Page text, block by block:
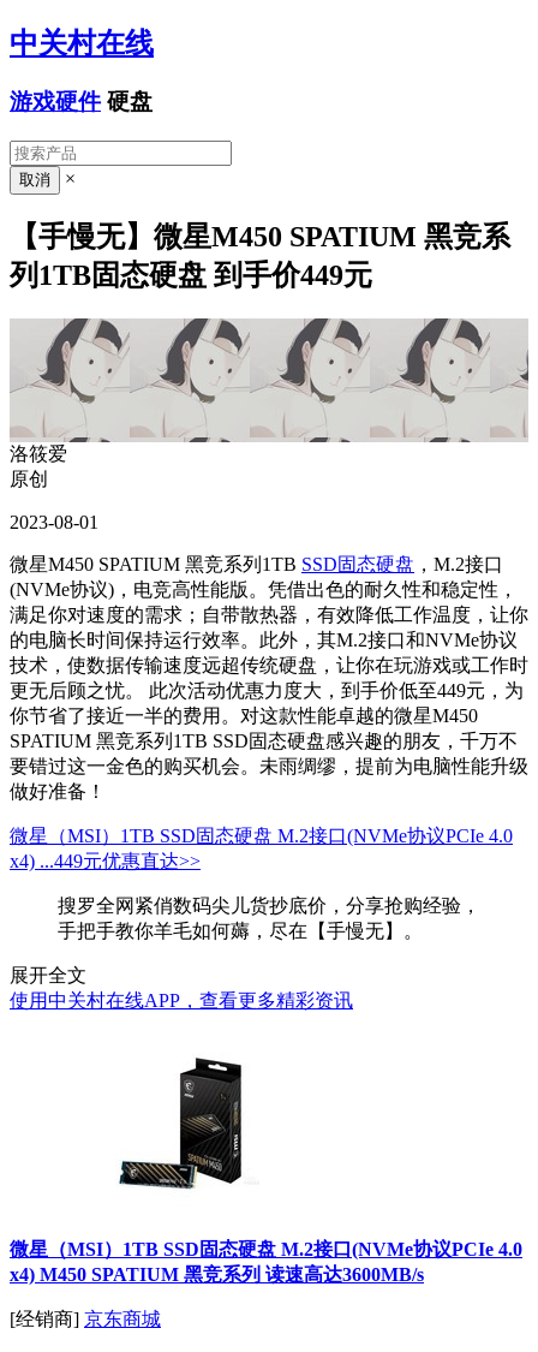
中关村在线
游戏硬件 硬盘
×
【手慢无】微星M450 SPATIUM 黑竞系
列1TB固态硬盘 到手价449元
洛筱爱
原创
2023-08-01
微星M450 SPATIUM 黑竞系列1TB SSD固态硬盘 ，M.2接口
(NVMe协议)，电竞高性能版。凭借出色的耐久性和稳定性，
满足你对速度的需求；自带散热器，有效降低工作温度，让你
的电脑长时间保持运行效率。此外，其M.2接口和NVMe协议
技术，使数据传输速度远超传统硬盘，让你在玩游戏或工作时
更无后顾之忧。 此次活动优惠力度大，到手价低至449元，为
你节省了接近一半的费用。对这款性能卓越的微星M450
SPATIUM 黑竞系列1TB SSD固态硬盘感兴趣的朋友，千万不
要错过这一金色的购买机会。未雨绸缪，提前为电脑性能升级
做好准备！
微星（MSI）1TB SSD固态硬盘 M.2接口(NVMe协议PCIe 4.0
x4) ...449元优惠直达>>
搜罗全网紧俏数码尖儿货抄底价，分享抢购经验，
手把手教你羊毛如何薅，尽在【手慢无】。
展开全文
使用中关村在线APP，查看更多精彩资讯
微星（MSI）1TB SSD固态硬盘 M.2接口(NVMe协议PCIe 4.0
x4) M450 SPATIUM 黑竞系列 读速高达3600MB/s
[经销商] 京东商城